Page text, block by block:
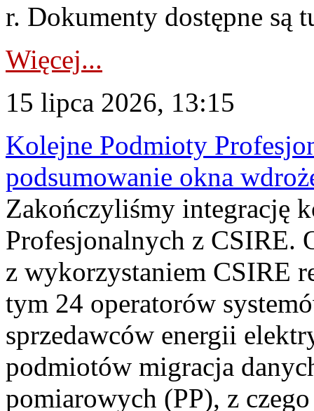
r. Dokumenty dostępne są
Więcej...
15 lipca 2026, 13:15
Kolejne Podmioty
podsumowanie okna
Zakończyliśmy integrację
Profesjonalnych z CSIRE.
z wykorzystaniem CSIRE
tym 24 operatorów
sprzedawców energii
podmiotów migracja
pomiarowych (PP), z